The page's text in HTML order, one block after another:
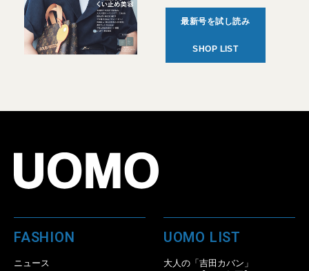
最新号を試し読み
SHOP LIST
FASHION
ニュース
UOMO LIST
大人の「吉田カバン」